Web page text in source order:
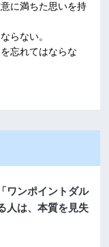
に満ちた思いを持
らない。
忘れてはならな
ワンポイントダル
人は、本質を見失